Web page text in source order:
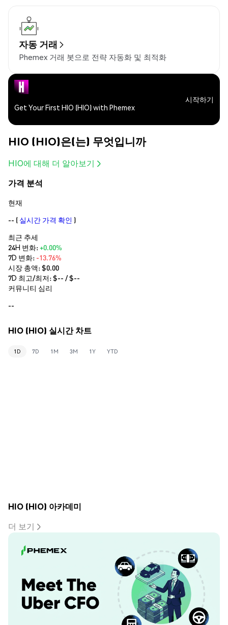
자동 거래
Phemex 거래 봇으로 전략 자동화 및 최적화
Get Your First HIO (HIO) with Phemex
시작하기
HIO (HIO)은(는) 무엇입니까
HIO에 대해 더 알아보기
가격 분석
현재
-- ( 실시간 가격 확인 )
최근 추세
24H 변화:+0.00%
7D 변화: -13.76%
시장 총액:$0.00
7D 최고/최저: $-- / $--
커뮤니티 심리
--
HIO (HIO) 실시간 차트
1D 7D 1M 3M 1Y YTD
HIO (HIO) 아카데미
더 보기